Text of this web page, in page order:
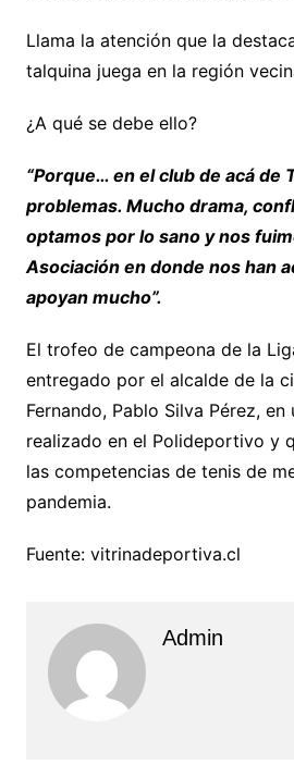
Llama la atención que la
talquina juega en la región
¿A qué se debe ello?
“Porque… en el club de acá de
problemas. Mucho drama,
optamos por lo sano y nos
Asociación en donde nos han
apoyan mucho”.
El trofeo de campeona de la
entregado por el alcalde de la
Fernando, Pablo Silva Pérez,
realizado en el Polideportivo y
las competencias de tenis de
pandemia.
Fuente: vitrinadeportiva.cl
Admin